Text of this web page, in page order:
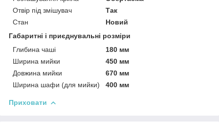
Отвір під змішувач
Так
Стан
Новий
Габаритні і приєднувальні розміри
Глибина чаші
180 мм
Ширина мийки
450 мм
Довжина мийки
670 мм
Ширина шафи (для мийки)
400 мм
Приховати